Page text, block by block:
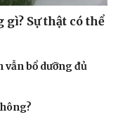
Sự thật có thể
vẫn bổ dưỡng đủ